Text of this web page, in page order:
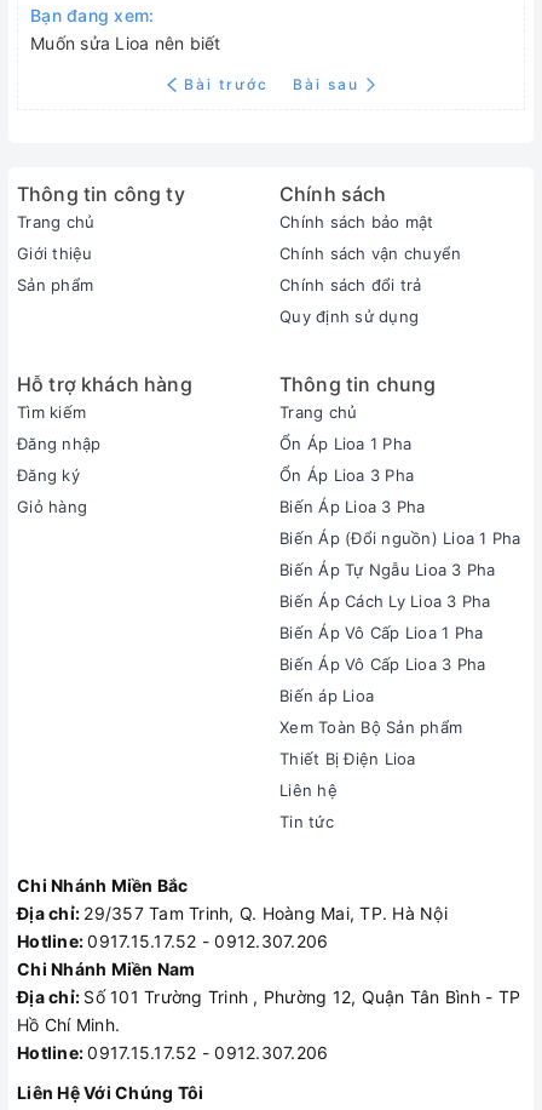
Bạn đang xem:
Muốn sửa Lioa nên biết
Bài trước Bài sau
Thông tin công ty
Trang chủ
Giới thiệu
Sản phẩm
Chính sách
Chính sách bảo mật
Chính sách vận chuyển
Chính sách đổi trả
Quy định sử dụng
Hỗ trợ khách hàng
Tìm kiếm
Đăng nhập
Đăng ký
Giỏ hàng
Thông tin chung
Trang chủ
Ổn Áp Lioa 1 Pha
Ổn Áp Lioa 3 Pha
Biến Áp Lioa 3 Pha
Biến Áp (Đổi nguồn) Lioa 1 Pha
Biến Áp Tự Ngẫu Lioa 3 Pha
Biến Áp Cách Ly Lioa 3 Pha
Biến Áp Vô Cấp Lioa 1 Pha
Biến Áp Vô Cấp Lioa 3 Pha
Biến áp Lioa
Xem Toàn Bộ Sản phẩm
Thiết Bị Điện Lioa
Liên hệ
Tin tức
Chi Nhánh Miền Bắc
Địa chỉ: 29/357 Tam Trinh, Q. Hoàng Mai, TP. Hà Nội
Hotline:0917.15.17.52 - 0912.307.206
Chi Nhánh Miền Nam
Địa chỉ: Số 101 Trường Trinh , Phường 12, Quận Tân Bình - TP
Hồ Chí Minh.
Hotline:0917.15.17.52 - 0912.307.206
Liên Hệ Với Chúng Tôi